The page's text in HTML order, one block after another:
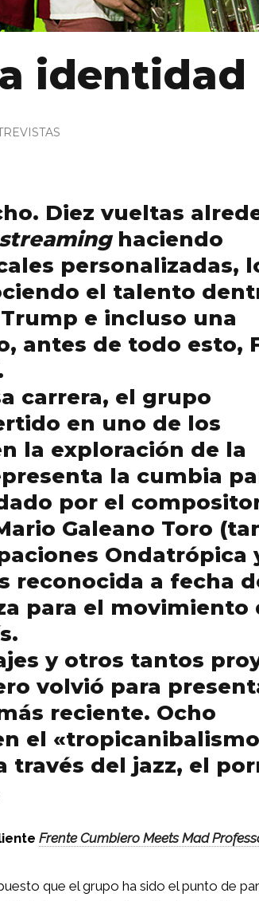
identidad
Diez vueltas
streaminghaciendo
personalizadas,
el talento
e incluso una
antes de todo esto,
carrera, el grupo
en uno de los
la exploración de la
la cumbia
por el
Galeano Toro
Ondatrópica
reconocida a fecha
para el movimiento
y otros tantos
volvió para
reciente. Ocho
el
través del jazz, el
Frente Cumbiero Meets Mad
que el grupo ha sido el punto de